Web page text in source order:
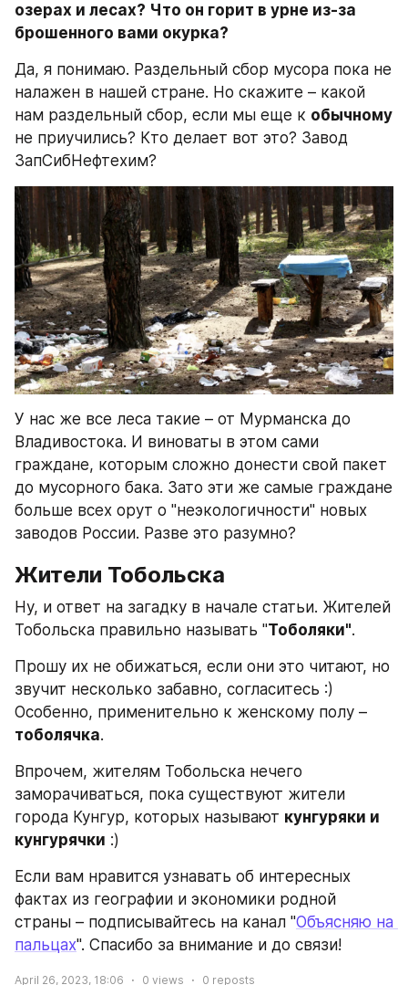
озерах и лесах? Что он горит в урне из-за
брошенного вами окурка?
Да, я понимаю. Раздельный сбор мусора пока не
налажен в нашей стране. Но скажите – какой
нам раздельный сбор, если мы еще к обычному
не приучились? Кто делает вот это? Завод
ЗапСибНефтехим?
У нас же все леса такие – от Мурманска до
Владивостока. И виноваты в этом сами
граждане, которым сложно донести свой пакет
до мусорного бака. Зато эти же самые граждане
больше всех орут о "неэкологичности" новых
заводов России. Разве это разумно?
Жители Тобольска
Ну, и ответ на загадку в начале статьи. Жителей
Тобольска правильно называть "Тоболяки".
Прошу их не обижаться, если они это читают, но
звучит несколько забавно, согласитесь :)
тоболячка.
Впрочем, жителям Тобольска нечего
заморачиваться, пока существуют жители
города Кунгур, которых называют кунгуряки и
кунгурячки :)
Если вам нравится узнавать об интересных
фактах из географии и экономики родной
страны – подписывайтесь на канал "Объясняю на
пальцах". Спасибо за внимание и до связи!
April 26, 2023, 18:06 0 views 0 reposts